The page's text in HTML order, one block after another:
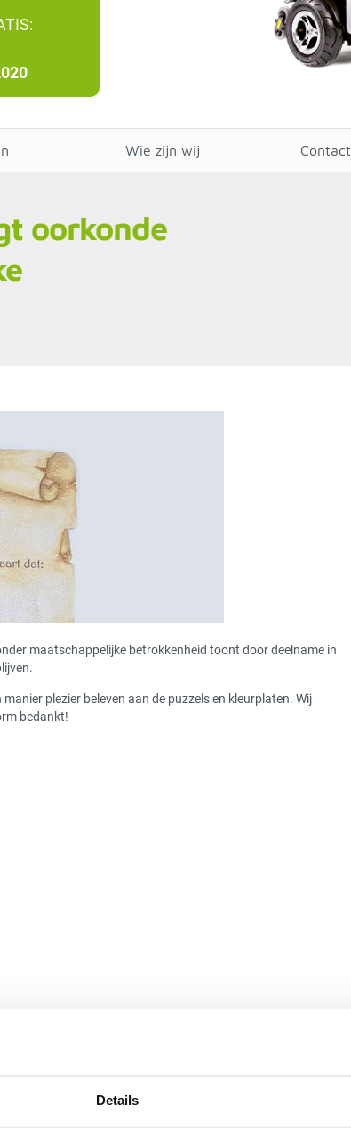
Details
Wie zijn wij Contact
oorkonde
maatschappelijke betrokkenheid toont door deelname in
plezier beleven aan de puzzels en kleurplaten. Wij
bedankt!